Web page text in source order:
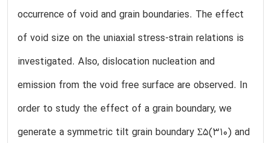
occurrence of void and grain boundaries. The effect
of void size on the uniaxial stress-strain relations is
investigated. Also, dislocation nucleation and
emission from the void free surface are observed. In
order to study the effect of a grain boundary, we
generate a symmetric tilt grain boundary Σ5(310) and